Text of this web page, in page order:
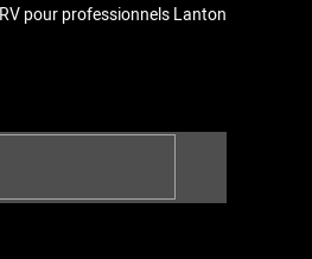
pour professionnels Lanton